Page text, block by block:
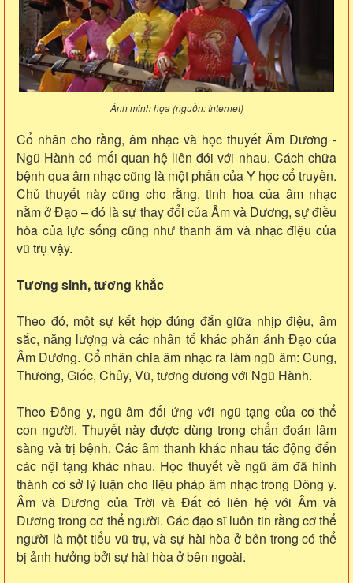
Ảnh minh họa (nguồn: Internet)
Cổ nhân cho rằng, âm nhạc và học thuyết Âm Dương -
Ngũ Hành có mối quan hệ liên đới với nhau. Cách chữa
bệnh qua âm nhạc cũng là một phần của Y học cổ truyền.
Chủ thuyết này cũng cho rằng, tinh hoa của âm nhạc
nằm ở Đạo – đó là sự thay đổi của Âm và Dương, sự điều
hòa của lực sống cũng như thanh âm và nhạc điệu của
vũ trụ vậy.
Tương sinh, tương khắc
Theo đó, một sự kết hợp đúng đắn giữa nhịp điệu, âm
sắc, năng lượng và các nhân tố khác phản ánh Đạo của
Âm Dương. Cổ nhân chia âm nhạc ra làm ngũ âm: Cung,
Thương, Giốc, Chủy, Vũ, tương đương với Ngũ Hành.
Theo Đông y, ngũ âm đối ứng với ngũ tạng của cơ thể
con người. Thuyết này được dùng trong chẩn đoán lâm
sàng và trị bệnh. Các âm thanh khác nhau tác động đến
các nội tạng khác nhau. Học thuyết về ngũ âm đã hình
thành cơ sở lý luận cho liệu pháp âm nhạc trong Đông y.
Âm và Dương của Trời và Đất có liên hệ với Âm và
Dương trong cơ thể người. Các đạo sĩ luôn tin rằng cơ thể
người là một tiểu vũ trụ, và sự hài hòa ở bên trong có thể
bị ảnh hưởng bởi sự hài hòa ở bên ngoài.